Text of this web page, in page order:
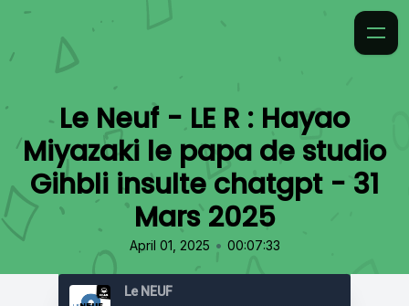
Le Neuf - LE R : Hayao
Miyazaki le papa de studio
Gihbli insulte chatgpt - 31
Mars 2025
April 01, 2025 • 00:07:33
Le NEUF